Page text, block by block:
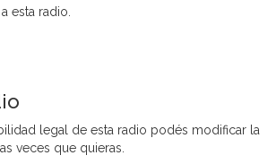
esta radio.
legal de esta radio podés modificar la
veces que quieras.